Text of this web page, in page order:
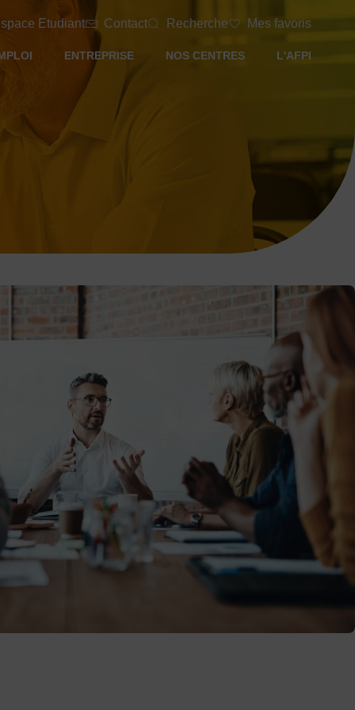
Etudiant Contact Recherche Mes favoris
ENTREPRISE NOS CENTRES L'AFPI